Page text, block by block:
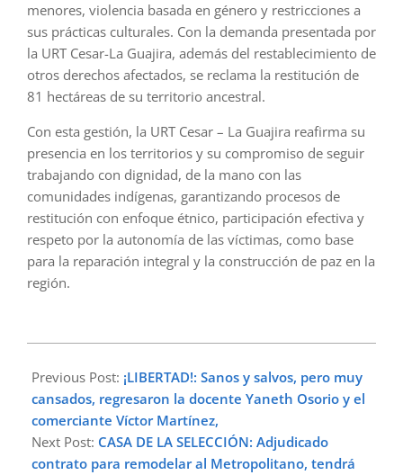
menores, violencia basada en género y restricciones a
sus prácticas culturales. Con la demanda presentada por
la URT Cesar-La Guajira, además del restablecimiento de
otros derechos afectados, se reclama la restitución de
81 hectáreas de su territorio ancestral.
Con esta gestión, la URT Cesar – La Guajira reafirma su
presencia en los territorios y su compromiso de seguir
trabajando con dignidad, de la mano con las
comunidades indígenas, garantizando procesos de
restitución con enfoque étnico, participación efectiva y
respeto por la autonomía de las víctimas, como base
para la reparación integral y la construcción de paz en la
región.
12-
18
Previous Post: ¡LIBERTAD!: Sanos y salvos, pero muy
cansados, regresaron la docente Yaneth Osorio y el
comerciante Víctor Martínez,
Next Post: CASA DE LA SELECCIÓN: Adjudicado
contrato para remodelar al Metropolitano, tendrá